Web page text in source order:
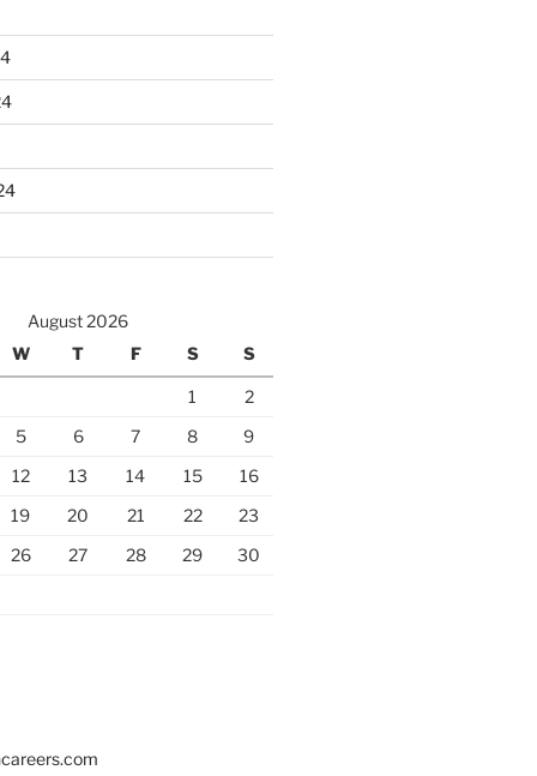
August 2026
W T F S S
1
2
5 6 7 8
9
12 13 14 15
16
19 20 21 22
23
26 27 28 29
30